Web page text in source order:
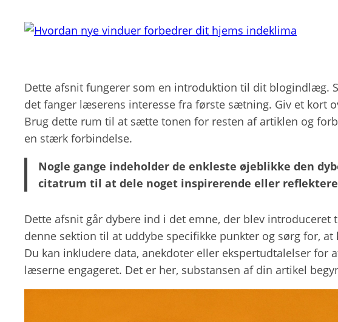
Dette afsnit fungerer som en introduktion til dit blogindlæg.
det fanger læserens interesse fra første sætning. Giv et kort
Brug dette rum til at sætte tonen for resten af artiklen og
en stærk forbindelse.
Nogle gange indeholder de enkleste øjeblikke den
citatrum til at dele noget inspirerende eller
Dette afsnit går dybere ind i det emne, der blev
denne sektion til at uddybe specifikke punkter og sørg for,
Du kan inkludere data, anekdoter eller ekspertudtalelser
læserne engageret. Det er her, substansen af din artikel